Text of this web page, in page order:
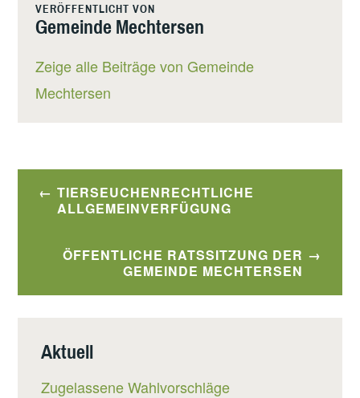
VERÖFFENTLICHT VON
Gemeinde Mechtersen
Zeige alle Beiträge von Gemeinde
Mechtersen
Beitragsnavigation
TIERSEUCHENRECHTLICHE
ALLGEMEINVERFÜGUNG
ÖFFENTLICHE RATSSITZUNG DER
GEMEINDE MECHTERSEN
Aktuell
Zugelassene Wahlvorschläge